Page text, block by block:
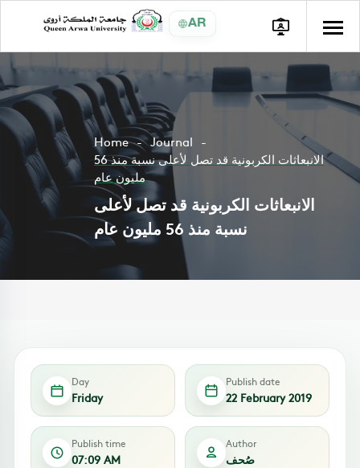
AR
Home
Journal
الانبعاثات الكربونية قد تصل لأعلى نسبة منذ 56
مليون عام
الانبعاثات الكربونية قد تصل لأعلى
نسبة منذ 56 مليون عام
Day
Friday
Publish date
22 February 2019
Publish time
07:09 AM
Author
صُحف